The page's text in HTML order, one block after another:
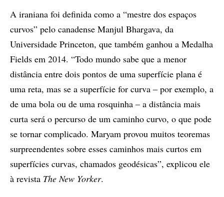
A iraniana foi definida como a “mestre dos espaços
curvos” pelo canadense Manjul Bhargava, da
Universidade Princeton, que também ganhou a Medalha
Fields em 2014. “Todo mundo sabe que a menor
distância entre dois pontos de uma superfície plana é
uma reta, mas se a superfície for curva – por exemplo, a
de uma bola ou de uma rosquinha – a distância mais
curta será o percurso de um caminho curvo, o que pode
se tornar complicado. Maryam provou muitos teoremas
surpreendentes sobre esses caminhos mais curtos em
superfícies curvas, chamados geodésicas”, explicou ele
à revista The New Yorker.